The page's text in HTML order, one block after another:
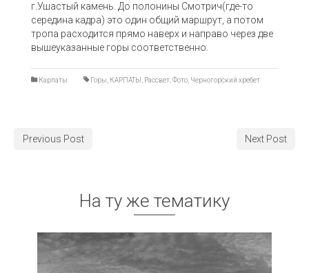
г.Ушастый камень. До полонины Смотрич(где-то
середина кадра) это один общий маршрут, а потом
тропа расходится прямо наверх и направо через две
вышеуказанные горы соответственно.
Карпаты Горы КАРПАТЫ Рассвет Фото Черногорский хребет
Previous Post Next Post
На ту же тематику